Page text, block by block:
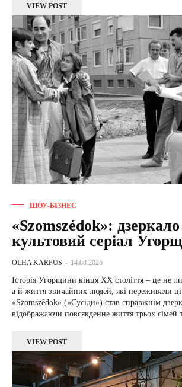
VIEW POST
ШОУ-БІЗНЕС
«Szomszédok»:
культовий серіал
OLHA KARPUS - 14.08.2025
Історія Угорщини кінця XX століття – це не
а й життя звичайних людей, які переживали
«Szomszédok» («Сусіди») став справжнім
відображаючи повсякденне життя трьох сімей
VIEW POST